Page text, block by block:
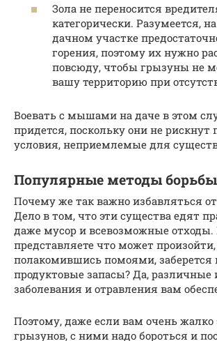
Зола не переносится
категорически. Разумеется,
дачном участке
горения, поэтому их нужно
повсюду, чтобы грызуны не
вашу территорию при
Воевать с мышами на даче в этом
придется, поскольку они не рискнут
условия, неприемлемые для
Популярные методы
Почему же так важно избавляться
Дело в том, что эти существа едят
даже мусор и всевозможные
представляете что может
полакомившись помоями, заберется
продуктовые запасы? Да,
заболевания и отравления вам
Поэтому, даже если вам очень
грызунов, с ними надо бороться и